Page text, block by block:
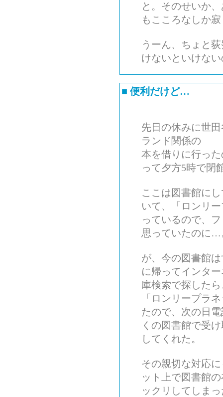
と。そのせいか
もこころなしか
うーん、ちょと
けないといけな
■ 便利だけど…
先日の休みに世
ランド関係の
本を借りに行っ
って夕方5時で閉
ここは図書館に
いて、「ロンリ
っているので、
思っていたのに…
が、今の図書館
に帰ってインタ
庫検索で探した
「ロンリープラ
たので、次の日
くの図書館で受
してくれた。
その親切な対応
ット上で図書館
ックリしてしま